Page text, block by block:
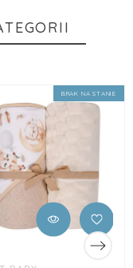
BRAK NA STANIE